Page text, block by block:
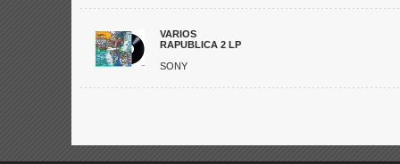
VARIOS
RAPUBLICA 2 LP
SONY